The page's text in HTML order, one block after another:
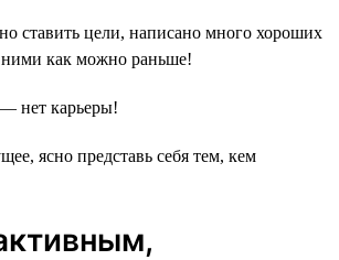
ставить цели, написано много хороших
ними как можно раньше!
нет карьеры!
ясно представь себя тем, кем